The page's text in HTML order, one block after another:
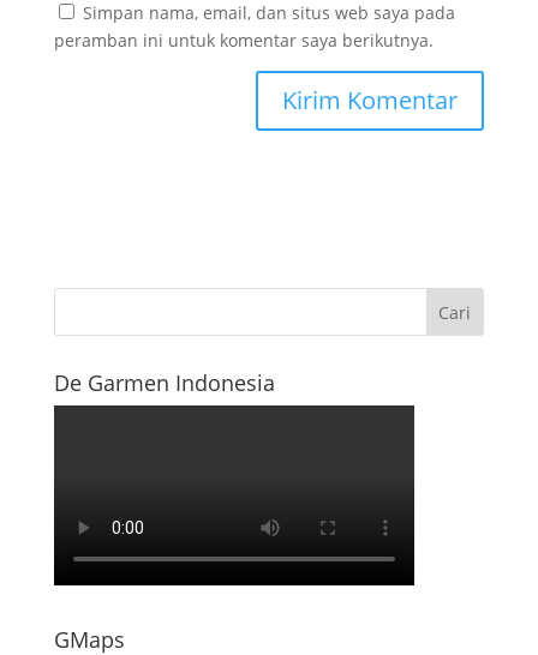
Simpan nama, email, dan situs web saya pada
peramban ini untuk komentar saya berikutnya.
De Garmen Indonesia
GMaps